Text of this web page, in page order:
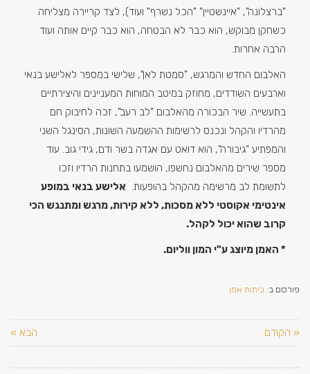
"ברצלונה", "איינשטיין" "הכל נשרף" ועוד), לצד קריירה מצליחה
כשחקן מבוקש, הוא כבר לא הבטחה, הוא כבר קיים אותה ועוד
הרבה אחרות.
האלבום החדש והמרגש, "סמטת לאן", שלישי במספר לאלישע בנאי
וארבעים השודדים, מחוזק במיטב המוחות המעניינים והיצירתיים
בתעשייה. שיר הבכורה מהאלבום "לב רעב", זכה לחיבוק חם
מהרדיו והקהל ונכנס לרשימות ההשמעה השונות, הסינגל השני
והמפתיע "גיבורה", הוא דואט עם אגדה בשר ודם, גידי גוב. עוד
מספר שירים מהאלבום נחשפו, הושמעו בתחנות הרדיו וזכו
לתשומת לב מרשימה מהקהל בהופעות. אלישע בנאי במופע
אינטימי אקוסטי ללא מסכות, ללא קירות, מרגש ומתנגש הכי
קרוב שהוא יכול לקהל.
* האמן מיוצג ע"י המון ווליום.
פורסם ב: כיתות אמן
« הקודם הבא »